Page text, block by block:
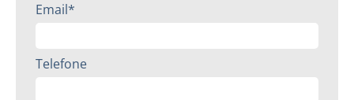
Email*
Telefone